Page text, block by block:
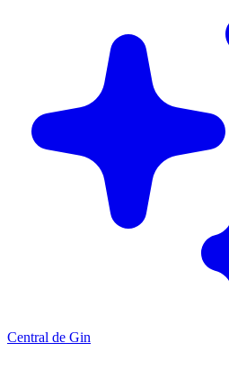
Central de Gin